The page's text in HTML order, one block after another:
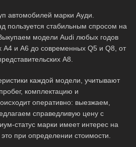
автомобилей марки Ауди.
пользуется стабильным спросом на
модели Audi любых годов
A4 и A6 до современных Q5 и Q8, от
A8.
каждой модели, учитывают
комплектацию и
оперативно: выезжаем,
справедливую цену с
статус марки имеет интерес на
при определении стоимости.